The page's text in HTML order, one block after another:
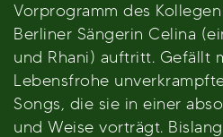
Vorprogramm des
Berliner Sängerin Celina
und Rhani) auftritt. Gefällt
Lebensfrohe
Songs, die sie in einer
und Weise vorträgt.